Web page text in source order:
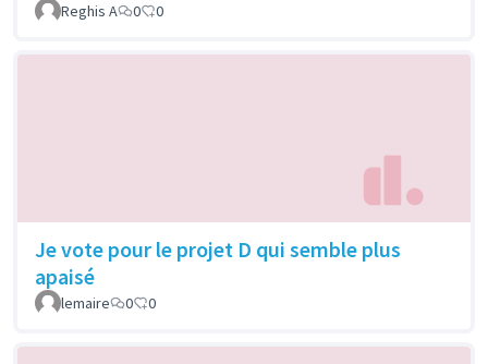
Reghis A 0 0
Je vote pour le projet D qui semble plus
apaisé
lemaire 0 0